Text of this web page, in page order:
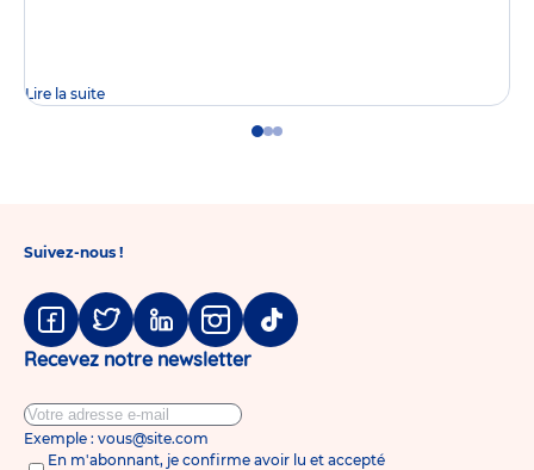
Lire la suite
GoGoGo
Suivez-nous !
Facebook
TwitterLinkedinInstagram
Tiktok
Recevez notre newsletter
Exemple : vous@site.com
En m'abonnant, je confirme avoir lu et accepté